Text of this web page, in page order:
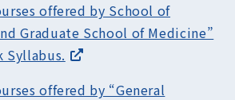
offered by School of
Graduate School of Medicine”
Syllabus.
offered by “General